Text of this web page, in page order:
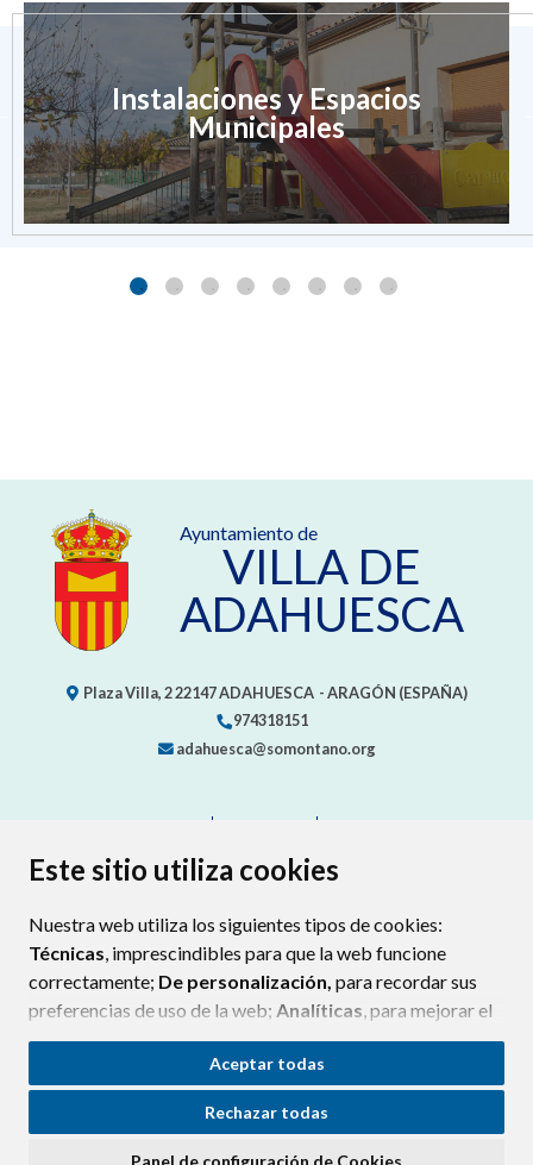
Este sitio utiliza cookies
Nuestra web utiliza los siguientes tipos de cookies:
Técnicas, imprescindibles para que la web funcione
correctamente; De personalización, para recordar sus
preferencias de uso de la web; Analíticas, para mejorar el
funcionamiento de la web y sus servicios.
Si acepta pulsando el botón“Aceptar todas”
consideramos que acepta su uso. Si pulsa el botón
Aceptar todas
Rechazar todas
Panel de configuración de Cookies
Instalaciones y Espacios
Municipales
Ayuntamiento de
VILLA DE
ADAHUESCA
Plaza Villa, 222147ADAHUESCA - ARAGÓN (ESPAÑA)
974318151
adahuesca@somontano.org
PROTECCIÓN DE DATOS
POLÍTICA DE COOKIES
ENLACE EXTERNO AL